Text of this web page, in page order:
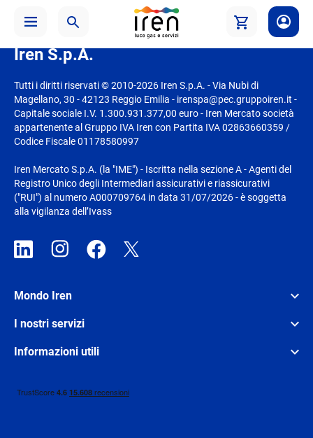
Iren S.p.A.
Tutti i diritti riservati © 2010-2026 Iren S.p.A. - Via Nubi di
Magellano, 30 - 42123 Reggio Emilia - irenspa@pec.gruppoiren.it -
Capitale sociale I.V. 1.300.931.377,00 euro - Iren Mercato società
appartenente al Gruppo IVA Iren con Partita IVA 02863660359 /
Codice Fiscale 01178580997
Iren Mercato S.p.A. (la "IME") - Iscritta nella sezione A - Agenti del
Registro Unico degli Intermediari assicurativi e riassicurativi
("RUI") al numero A000709764 in data 31/07/2026 - è soggetta
alla vigilanza dell’Ivass
Mondo Iren
I nostri servizi
Informazioni utili